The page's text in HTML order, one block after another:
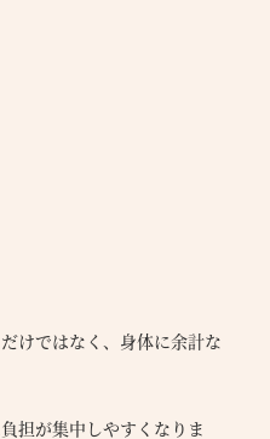
けではなく、身体に余計な
担が集中しやすくなりま